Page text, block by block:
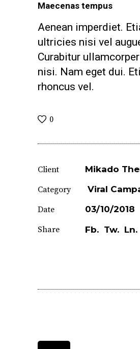
Maecenas tempus
Aenean imperdiet.
ultricies nisi vel
Curabitur
nisi. Nam eget dui.
rhoncus vel.
0
Client
Mikado
Category
Viral
Date
03/10/2018
Share
Fb. Tw. Ln.